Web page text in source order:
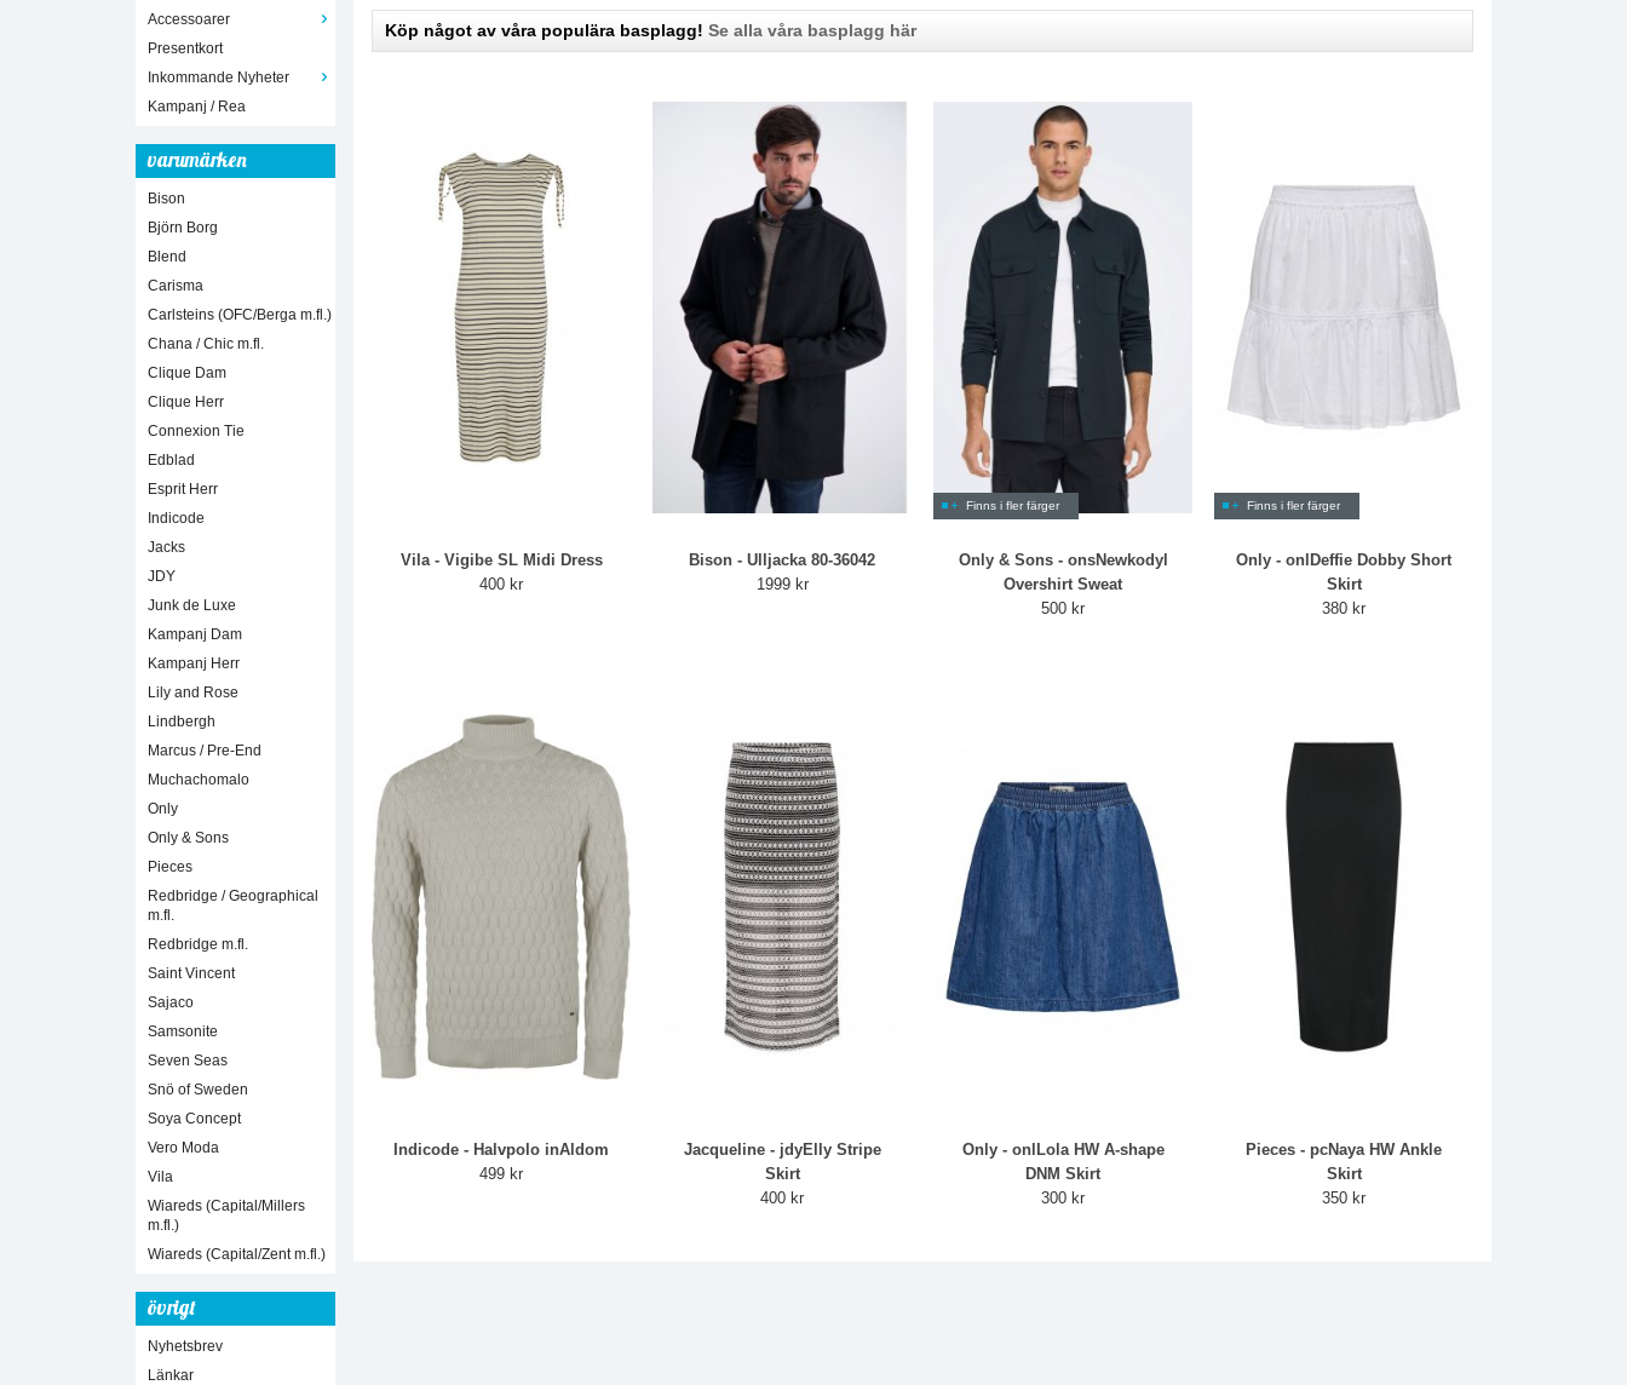
Accessoarer
Presentkort
Inkommande Nyheter
Kampanj / Rea
varumärken
Bison
Björn Borg
Blend
Carisma
Carlsteins (OFC/Berga m.fl.)
Chana / Chic m.fl.
Clique Dam
Clique Herr
Connexion Tie
Edblad
Esprit Herr
Indicode
Jacks
JDY
Junk de Luxe
Kampanj Dam
Kampanj Herr
Lily and Rose
Lindbergh
Marcus / Pre-End
Muchachomalo
Only
Only & Sons
Pieces
Redbridge / Geographical
m.fl.
Redbridge m.fl.
Saint Vincent
Sajaco
Samsonite
Seven Seas
Snö of Sweden
Soya Concept
Vero Moda
Vila
Wiareds (Capital/Millers
m.fl.)
Wiareds (Capital/Zent m.fl.)
övrigt
Nyhetsbrev
Länkar
Köp något av våra populära basplagg! Se alla våra basplagg här
Vila - Vigibe SL Midi Dress
400 kr
Bison - Ulljacka 80-36042
1999 kr
Finns i fler färger
Only & Sons - onsNewkodyl
Overshirt Sweat
500 kr
Finns i fler färger
Only - onlDeffie Dobby Short
Skirt
380 kr
Indicode - Halvpolo inAldom
499 kr
Jacqueline - jdyElly Stripe
Skirt
400 kr
Only - onlLola HW A-shape
DNM Skirt
300 kr
Pieces - pcNaya HW Ankle
Skirt
350 kr